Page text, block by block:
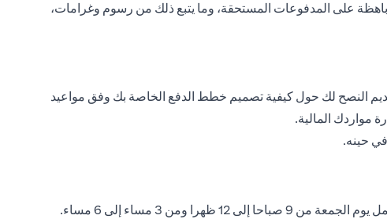
باهظة على المدفوعات المستحقة، وما يتبع ذلك من رسوم وغرامات،
تقديم النصح لك حول كيفية تصميم خطط الدفع الخاصة بك وفق مواعيد
مواردك المالية.
حينه.
, من 9 صباحا إلى 6 مساء باستثناء أيام العطل الرسمية والأحد. ساعات العمل يوم الجمعة من 9 صباحا إلى 12 ظهرا ومن 3 مساء إلى 6 مساء.